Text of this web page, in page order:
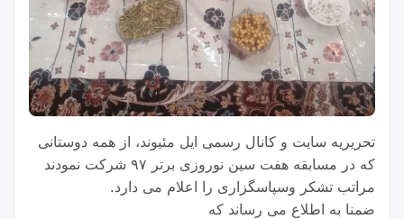
تحریریه سایت و کانال رسمی ایل مئیوند، از همه دوستانی
که در مسابقه هفت سین نوروزی برتر ۹۷ شرکت نمودند
مراتب تشکر و‌سپاسگزاری را اعلام می دارد.
ضمنا به اطلاع می رساند که